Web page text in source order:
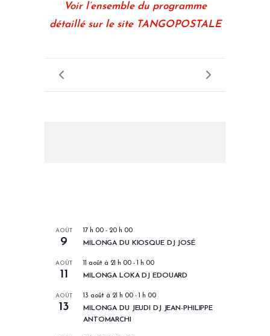
Voir l’ensemble du programme
détaillé sur le site TANGOPOSTALE
AOÛT
9
17 h 00 - 20 h 00
MILONGA DU KIOSQUE DJ JOSÉ
AOÛT
11
11 août à 21 h 00 - 1 h 00
MILONGA LOKA DJ EDOUARD
AOÛT
13
13 août à 21 h 00 - 1 h 00
MILONGA DU JEUDI DJ JEAN-PHILIPPE
ANTOMARCHI